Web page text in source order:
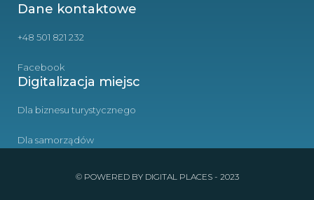
Dane kontaktowe
+48 501 821 232
Facebook
Digitalizacja miejsc
Dla biznesu turystycznego
Dla samorządów
© POWERED BY DIGITAL PLACES - 2023